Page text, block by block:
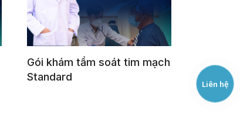
Gói khám tầm soát tim mạch
Standard
Liên hệ